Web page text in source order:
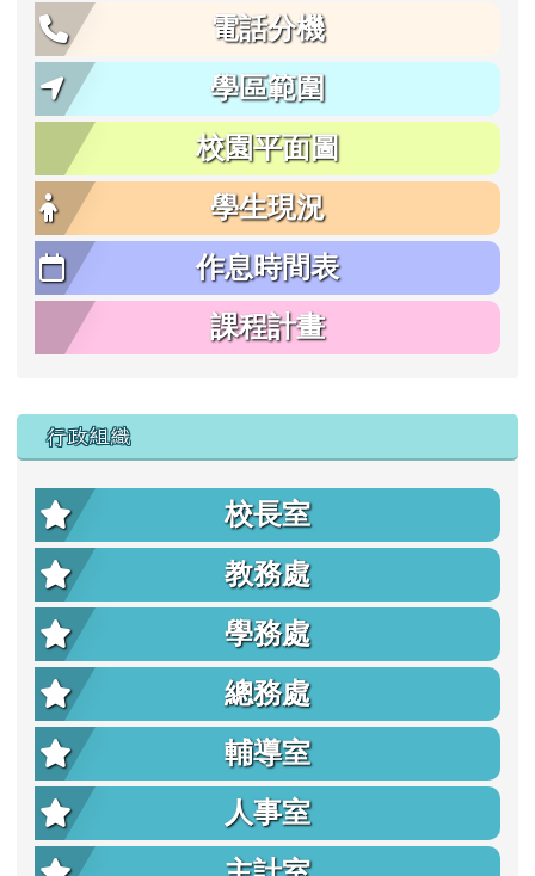
電話分機
學區範圍
校園平面圖
學生現況
作息時間表
課程計畫
行政組織
校長室
教務處
學務處
總務處
輔導室
人事室